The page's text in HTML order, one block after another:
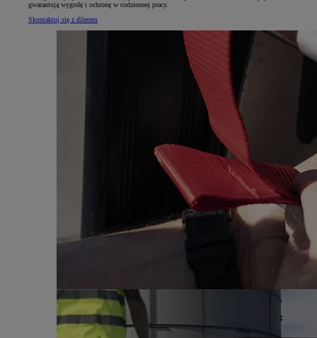
gwarantują wygodę i ochronę w codziennej pracy.
Skontaktuj się z dilerem